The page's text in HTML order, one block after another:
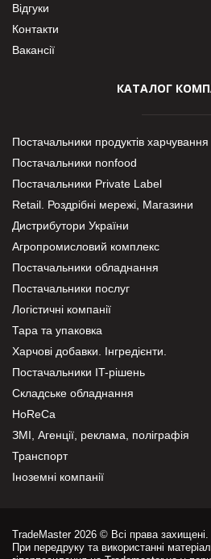
Відгуки
Контакти
Вакансії
КАТАЛОГ
Постачальники продуктів харчування
Постачальники nonfood
Постачальники Private Label
Retail. Роздрібні мережі, Магазини
Дистрибутори України
Агропромисловий комплекс
Постачальники обладнання
Постачальники послуг
Логістичні компанії
Тара та упаковка
Харчові добавки. Інгредієнти.
Постачальники IT-рішень
Складське обладнання
HoReCa
ЗМІ, Агенції, реклама, поліграфія
Транспорт
Іноземні компанії
TradeMaster 2026 © Всі права захищені.
При передруку та використанні